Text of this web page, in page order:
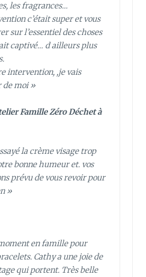
les fragrances…
c’était super et vous
sur l’essentiel des choses
captivé… d ailleurs plus
intervention, ,je vais
de moi »
Famille Zéro Déchet à
la crème visage trop
bonne humeur et. vos
prévu de vous revoir pour
»
en famille pour
Cathy a une joie de
qui portent. Très belle